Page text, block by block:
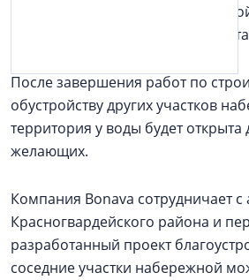
растения, а также кустарники.
появятся первоцветы. Гамаки
После завершения работ по
обустройству других участков
территория у воды будет открыта
желающих.
Компания Bonava сотрудничает
Красногвардейского района и
разработанный проект
соседние участки набережной